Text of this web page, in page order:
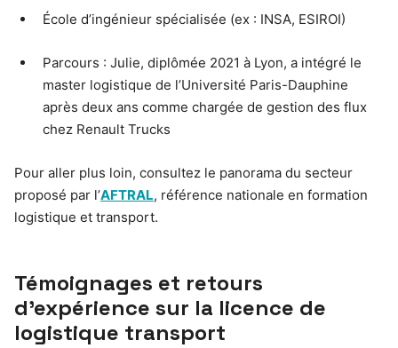
École d’ingénieur spécialisée (ex : INSA, ESIROI)
Parcours : Julie, diplômée 2021 à Lyon, a intégré le
master logistique de l’Université Paris-Dauphine
après deux ans comme chargée de gestion des flux
chez Renault Trucks
Pour aller plus loin, consultez le panorama du secteur
proposé par l’AFTRAL, référence nationale en formation
logistique et transport.
Témoignages et retours
d’expérience sur la licence de
logistique transport